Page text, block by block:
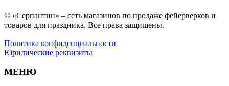
© «Серпантин» – сеть магазинов по продаже фейерверков и
товаров для праздника. Все права защищены.
Политика конфиденциальности
Юридические реквизиты
МЕНЮ